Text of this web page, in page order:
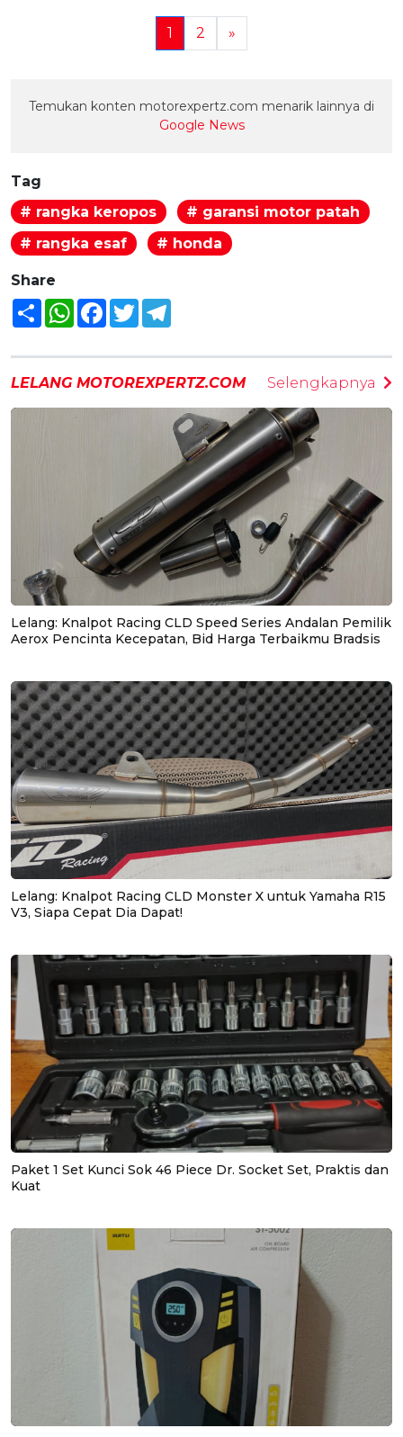
1 2 »
Temukan konten motorexpertz.com menarik lainnya di
Google News
Tag
# rangka keropos
# garansi motor patah
# rangka esaf
# honda
Share
Share WhatsAppFacebook
Twitter
LELANG MOTOREXPERTZ.COM Selengkapnya
Lelang: Knalpot Racing CLD Speed Series Andalan Pemilik
Aerox Pencinta Kecepatan, Bid Harga Terbaikmu Bradsis
Lelang: Knalpot Racing CLD Monster X untuk Yamaha R15
V3, Siapa Cepat Dia Dapat!
Paket 1 Set Kunci Sok 46 Piece Dr. Socket Set, Praktis dan
Kuat